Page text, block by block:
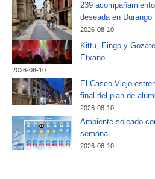
239
deseada en Durango
2026-08-10
Kittu, Eingo y
Etxano
2026-08-10
El Casco Viejo
final del plan de
2026-08-10
Ambiente soleado
semana
2026-08-10